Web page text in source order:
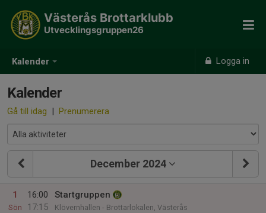
Kalender Logga in
Västerås Brottarklubb
Utvecklingsgruppen26
Kalender
Gå till idag | Prenumerera
December 2024
1
Sön
16:00
17:15
Startgruppen
Klövernhallen - Brottarlokalen, Västerås